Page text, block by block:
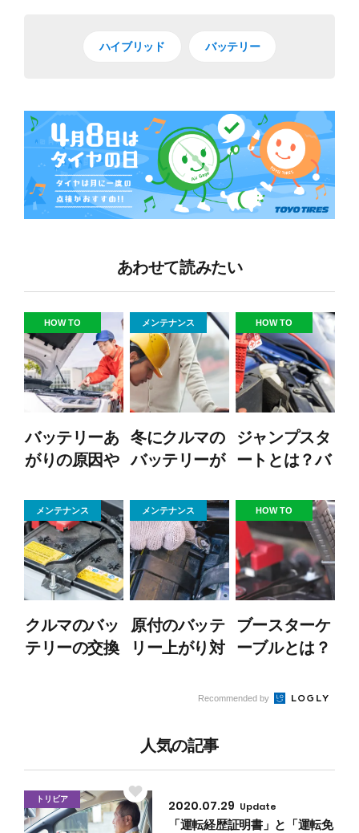
ハイブリッド バッテリー
あわせて読みたい
HOW TO
バッテリーあ
がりの原因や
ジン車とEV
とで対処はど
う違う？
メンテナンス
冬にクルマの
バッテリーが
は？症状・対
処法と寿命を
見極めるポイ
ント
HOW TO
ジャンプスタ
ートとは？バ
がった際の正
しいやり方を
解説！
メンテナンス
クルマのバッ
テリーの交換
メンテナンス
原付のバッテ
リー上がり対
応急処置・充
全ガイド
HOW TO
ブースターケ
ーブルとは？
説！
Recommended by
人気の記事
2020.07.29 Update
「運転経歴証明書」と「運転免
トリビア